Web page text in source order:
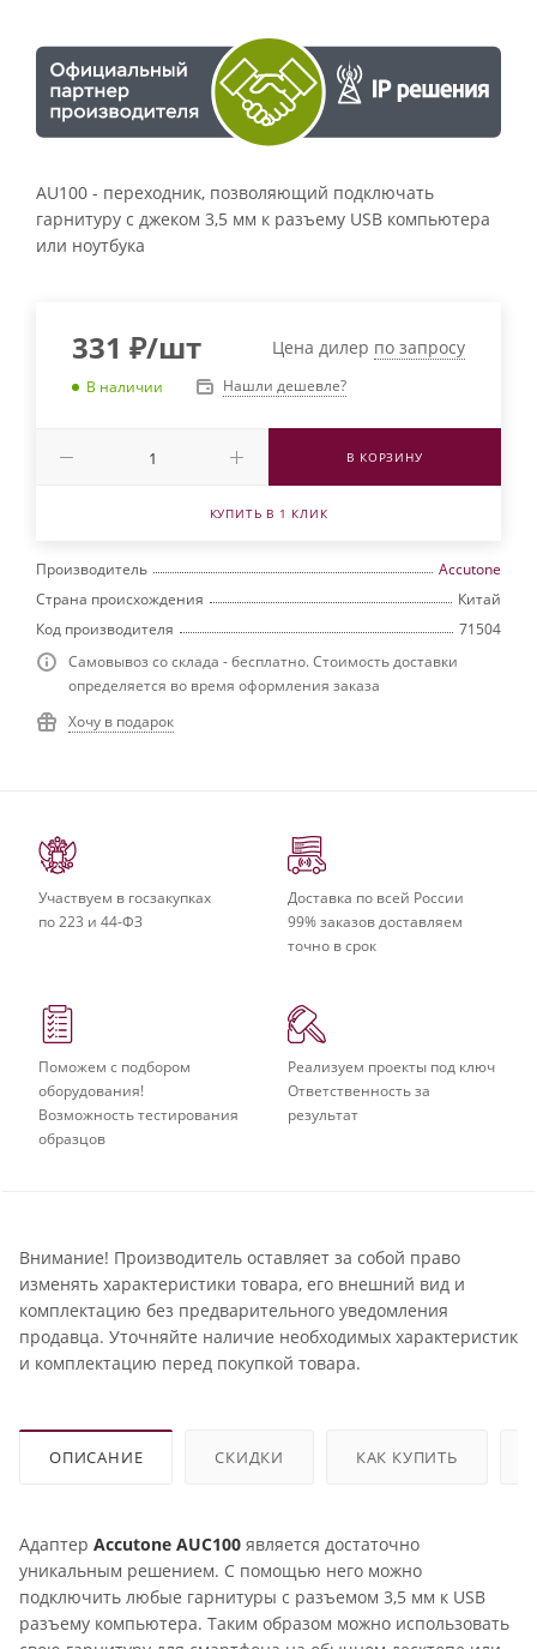
AU100 - переходник, позволяющий подключать
гарнитуру с джеком 3,5 мм к разъему USB компьютера
или ноутбука
331 ₽/шт Цена дилер по запросу
В наличии Нашли дешевле?
В КОРЗИНУ
КУПИТЬ В 1 КЛИК
Производитель
Accutone
Страна происхождения
Китай
Код производителя
71504
Самовывоз со склада - бесплатно. Стоимость доставки
определяется во время оформления заказа
Хочу в подарок
Участвуем в госзакупках
по 223 и 44-ФЗ
Доставка по всей России
99% заказов доставляем
точно в срок
Поможем с подбором
оборудования!
Возможность тестирования
образцов
Реализуем проекты под ключ
Ответственность за
результат
Внимание! Производитель оставляет за собой право
изменять характеристики товара, его внешний вид и
комплектацию без предварительного уведомления
продавца. Уточняйте наличие необходимых характеристик
и комплектацию перед покупкой товара.
ОПИСАНИЕ СКИДКИ КАК КУПИТЬ
Адаптер Accutone AUC100 является достаточно
уникальным решением. С помощью него можно
подключить любые гарнитуры с разъемом 3,5 мм к USB
разъему компьютера. Таким образом можно использовать